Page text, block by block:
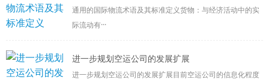
通用的国际物流术语及其标准定义货物：与经济活动中的实
际流动有···
进一步规划空运公司的发展扩展
进一步规划空运公司的发展扩展目前空运公司的信息化程度